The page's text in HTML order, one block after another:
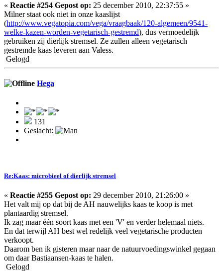
« Reactie #254 Gepost op: 25 december 2010, 22:37:55 »
Milner staat ook niet in onze kaaslijst
(http://www.vegatopia.com/vega/vraagbaak/120-algemeen/9541-
welke-kazen-worden-vegetarisch-gestremd), dus vermoedelijk
gebruiken zij dierlijk stremsel. Ze zullen alleen vegetarisch
gestremde kaas leveren aan Valess.
Gelogd
Hega
131
Geslacht:
Re:Kaas: microbieel of dierlijk stremsel
« Reactie #255 Gepost op: 29 december 2010, 21:26:00 »
Het valt mij op dat bij de AH nauwelijks kaas te koop is met
plantaardig stremsel.
Ik zag maar één soort kaas met een 'V' en verder helemaal niets.
En dat terwijl AH best wel redelijk veel vegetarische producten
verkoopt.
Daarom ben ik gisteren maar naar de natuurvoedingswinkel gegaan
om daar Bastiaansen-kaas te halen.
Gelogd